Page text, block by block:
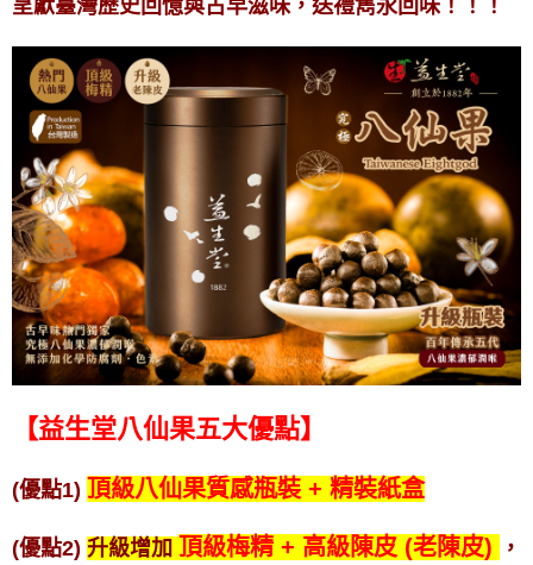
呈獻臺灣歷史回憶與古早滋味，送禮雋永回味 ！！！
【益生堂八仙果五大優點】
(優點1) 頂級八仙果質感瓶裝 + 精裝紙盒
(優點2) 升級增加 頂級梅精 + 高級陳皮 (老陳皮)
，